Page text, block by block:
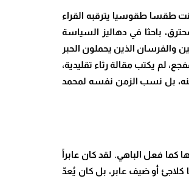
طقسا طقوسيا يترقبه القراء
باحثا في دهاليز السياسة
والفرسان الذين يحملون الحبر
لم يكتب مقالة رثاء تقليدية،
بل نسب الزمن نفسه لمحمد
كما فعل الباهي. لقد كان عابراً
كلاجئ أو ضيف عابر، بل كان يُعدّ